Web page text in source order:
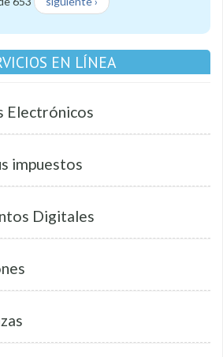
EN LÍNEA
Electrónicos
impuestos
Digitales